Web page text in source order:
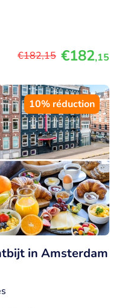
€182,15 €182,15
10% réduction
in Amsterdam